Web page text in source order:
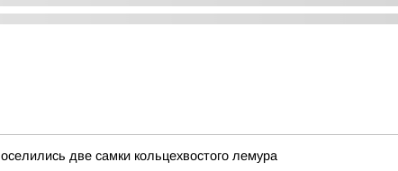
две самки кольцехвостого лемура